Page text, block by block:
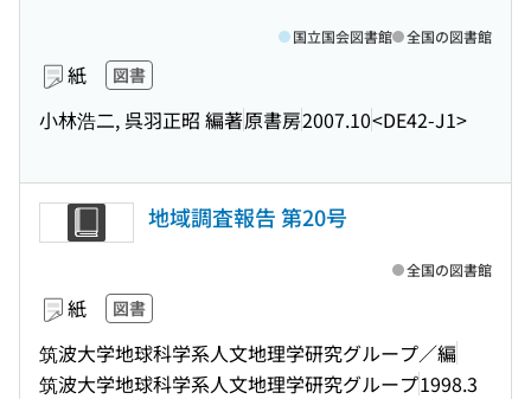
紙 図書
小林浩二, 呉羽正昭 編著原書房2007.10<DE42-J1>
国立国会図書館 全国の図書館
地域調査報告 第20号
紙 図書
筑波大学地球科学系人文地理学研究グループ／編
筑波大学地球科学系人文地理学研究グループ1998.3
全国の図書館